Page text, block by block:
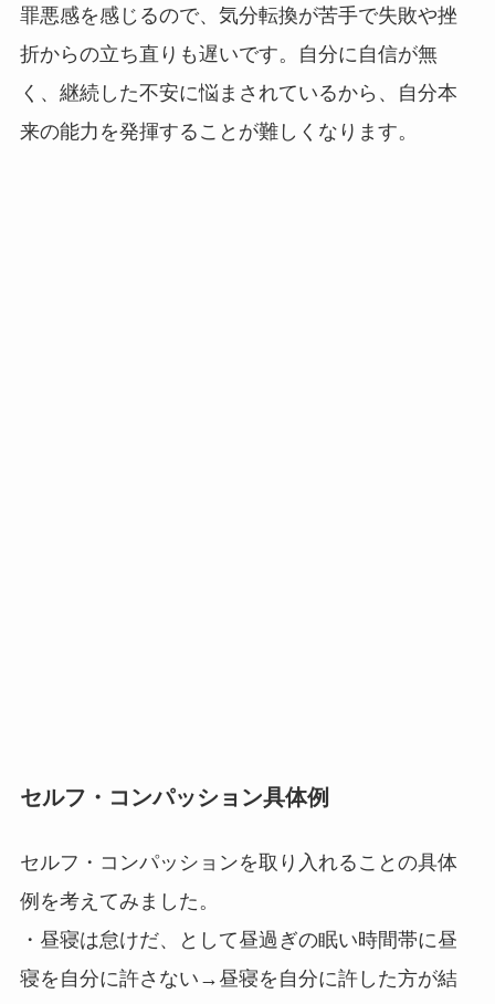
罪悪感を感じるので、気分転換が苦手で失敗や挫
折からの立ち直りも遅いです。自分に自信が無
く、継続した不安に悩まされているから、自分本
来の能力を発揮することが難しくなります。
セルフ・コンパッション具体例
セルフ・コンパッションを取り入れることの具体
例を考えてみました。
・昼寝は怠けだ、として昼過ぎの眠い時間帯に昼
寝を自分に許さない→昼寝を自分に許した方が結